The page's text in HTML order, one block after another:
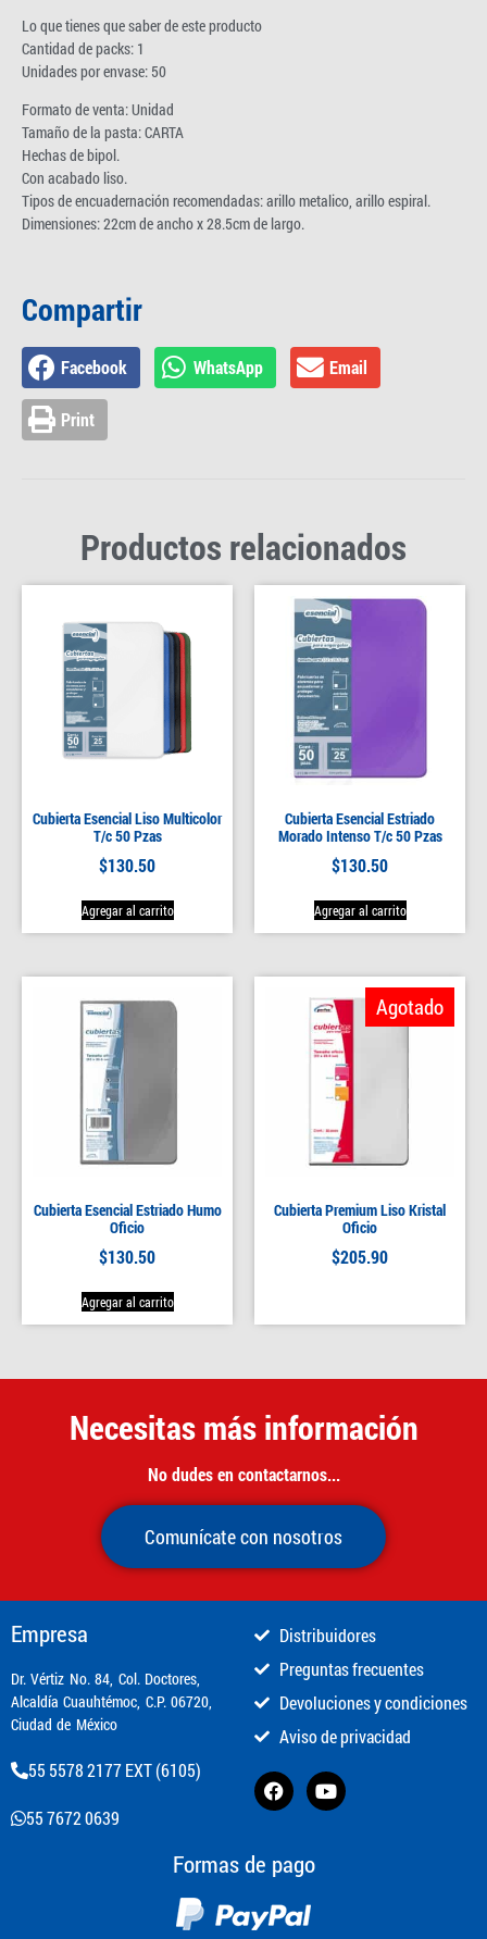
Lo que tienes que saber de este producto
Cantidad de packs: 1
Unidades por envase: 50
Formato de venta: Unidad
Tamaño de la pasta: CARTA
Hechas de bipol.
Con acabado liso.
Tipos de encuadernación recomendadas: arillo metalico, arillo espiral.
Dimensiones: 22cm de ancho x 28.5cm de largo.
Compartir
Facebook WhatsApp Email
Print
Productos relacionados
Cubierta Esencial Liso Multicolor
T/c 50 Pzas
$130.50
Agregar al carrito
Cubierta Esencial Estriado
Morado Intenso T/c 50 Pzas
$130.50
Agregar al carrito
Cubierta Esencial Estriado Humo
Oficio
$130.50
Agregar al carrito
Cubierta Premium Liso Kristal
Oficio
$205.90
Agotado
Necesitas más información
No dudes en contactarnos...
Comunícate con nosotros
Empresa
​Dr. Vértiz No. 84, Col. Doctores,
Alcaldía Cuauhtémoc, C.P. 06720,
Ciudad de México
55 5578 2177 EXT (6105)
55 7672 0639
Distribuidores
Preguntas frecuentes
Devoluciones y condiciones
Aviso de privacidad
Formas de pago